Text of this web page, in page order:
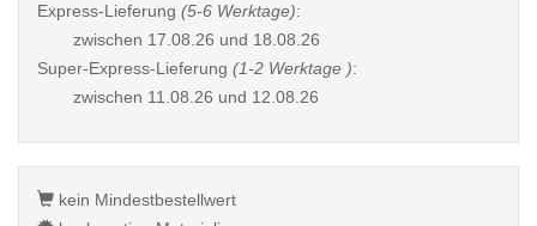
Express-Lieferung (5-6 Werktage):
zwischen 17.08.26 und 18.08.26
Super-Express-Lieferung (1-2 Werktage ):
zwischen 11.08.26 und 12.08.26
kein Mindestbestellwert